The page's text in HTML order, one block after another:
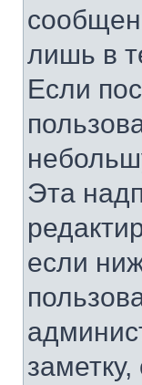
лишь в
Если
Эта
если